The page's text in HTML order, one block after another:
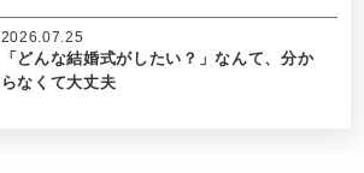
「どんな結婚式がしたい？」なんて、分か
らなくて大丈夫
2026.07.25